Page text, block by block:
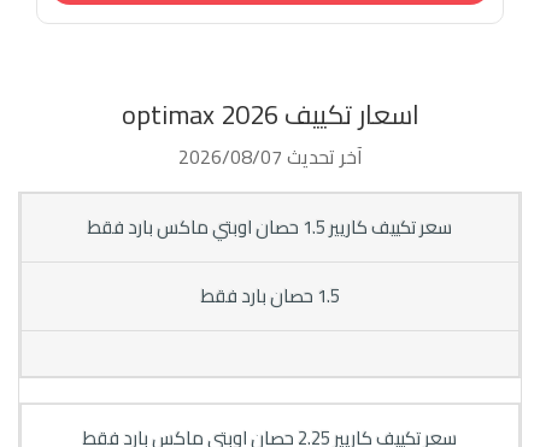
اسعار تكييف optimax 2026
آخر تحديث 2026/08/07
سعر تكييف كاريير 1.5 حصان اوبتي ماكس بارد فقط
1.5 حصان بارد فقط
سعر تكييف كاريير 2.25 حصان اوبتي ماكس بارد فقط